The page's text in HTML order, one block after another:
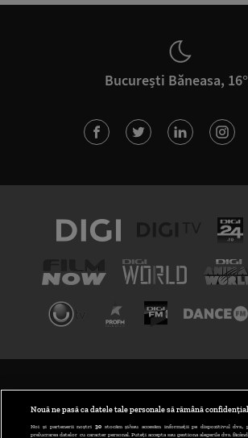
București Băneasa,
Nouă ne pasă ca datele tale personale să rămână
Noi și partenerii noștri 30stocăm și/sau accesăm informații pe dispozitivul
prelucrarea datelor cu caracter personal. Puteți accepta sau gestiona alegerile dvs.